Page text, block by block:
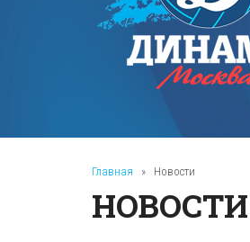
Главная » Новости
НОВОСТИ